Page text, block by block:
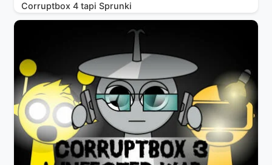
Corruptbox 4 tapi Sprunki